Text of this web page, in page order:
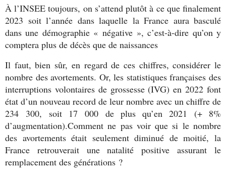
À l’INSEE toujours, on s’attend plutôt à ce que finalement
2023 soit l’année dans laquelle la France aura basculé
dans une démographie « négative », c’est-à-dire qu’on y
comptera plus de décès que de naissances
Il faut, bien sûr, en regard de ces chiffres, considérer le
nombre des avortements. Or, les statistiques françaises des
interruptions volontaires de grossesse (IVG) en 2022 font
état d’un nouveau record de leur nombre avec un chiffre de
234 300, soit 17 000 de plus qu’en 2021 (+ 8%
d’augmentation).Comment ne pas voir que si le nombre
des avortements était seulement diminué de moitié, la
France retrouverait une natalité positive assurant le
remplacement des générations ?